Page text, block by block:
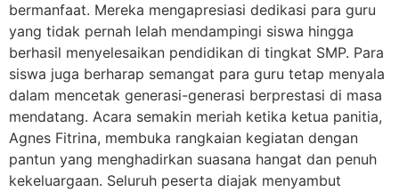
bermanfaat. Mereka mengapresiasi dedikasi para guru
yang tidak pernah lelah mendampingi siswa hingga
berhasil menyelesaikan pendidikan di tingkat SMP. Para
siswa juga berharap semangat para guru tetap menyala
dalam mencetak generasi-generasi berprestasi di masa
mendatang. Acara semakin meriah ketika ketua panitia,
Agnes Fitrina, membuka rangkaian kegiatan dengan
pantun yang menghadirkan suasana hangat dan penuh
kekeluargaan. Seluruh peserta diajak menyambut